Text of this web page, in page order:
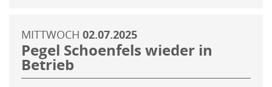
MITTWOCH 02.07.2025
Pegel Schoenfels wieder in
Betrieb